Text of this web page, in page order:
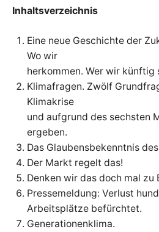
Inhaltsverzeichnis
Eine neue Geschichte der
Wo wir
herkommen. Wer wir künftig
Klimafragen. Zwölf
Klimakrise
und aufgrund des sechsten
ergeben.
Das Glaubensbekenntnis
Der Markt regelt das!
Denken wir das doch mal zu
Pressemeldung: Verlust
Arbeitsplätze befürchtet.
Generationenklima.